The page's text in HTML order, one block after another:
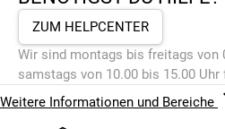
ZUM HELPCENTER
Wir sind montags bis freitags von
samstags von 10.00 bis 15.00 Uhr
Weitere Informationen und Bereiche